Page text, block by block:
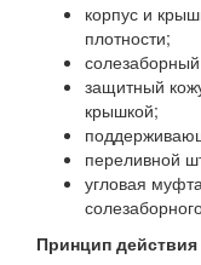
корпус и
плотности;
защитный
крышкой;
переливной
угловая
Принцип